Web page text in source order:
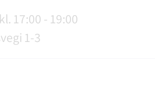
17:00 - 19:00
1-3